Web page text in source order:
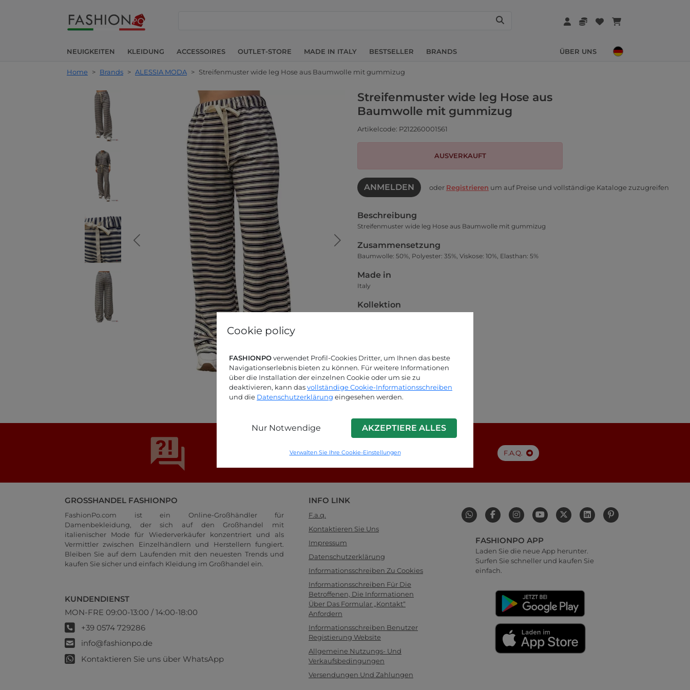
Cookie policy
FASHIONPOverwendet Profil-Cookies Dritter, um Ihnen das beste
Navigationserlebnis bieten zu können. Für weitere Informationen
über die Installation der einzelnen Cookie oder um sie zu
deaktivieren, kann dasvollständige Cookie-Informationsschreiben
und die Datenschutzerklärung eingesehen werden.
Nur Notwendige AKZEPTIERE ALLES
Verwalten Sie Ihre Cookie-Einstellungen
NEUIGKEITEN KLEIDUNG ACCESSOIRES OUTLET-STORE MADE IN ITALY BESTSELLER BRANDS ÜBER UNS
Home > Brands > ALESSIA MODA > Streifenmuster wide leg Hose aus Baumwolle mit gummizug
Streifenmuster wide leg Hose aus
Baumwolle mit gummizug
Artikelcode: P212260001561
AUSVERKAUFT
ANMELDEN oder Registrieren um auf Preise und vollständige Kataloge zuzugreifen
Beschreibung
Streifenmuster wide leg Hose aus Baumwolle mit gummizug
Zusammensetzung
Baumwolle: 50%, Polyester: 35%, Viskose: 10%, Elasthan: 5%
Made in
Italy
Kollektion
F.A.Q.
GROSSHANDEL FASHIONPO
FashionPo.com ist ein Online-Großhändler für
Damenbekleidung, der sich auf den Großhandel mit
italienischer Mode für Wiederverkäufer konzentriert und als
Vermittler zwischen Einzelhändlern und Herstellern fungiert.
Bleiben Sie auf dem Laufenden mit den neuesten Trends und
kaufen Sie sicher und einfach Kleidung im Großhandel ein.
KUNDENDIENST
MON-FRE 09:00-13:00 / 14:00-18:00
+39 0574 729286
info@fashionpo.de
Kontaktieren Sie uns über WhatsApp
INFO LINK
F.a.q.
Kontaktieren Sie Uns
Impressum
Datenschutzerklärung
Informationsschreiben Zu Cookies
Informationsschreiben Für Die
Betroffenen, Die Informationen
Über Das Formular „Kontakt“
Anfordern
Informationsschreiben Benutzer
Registierung Website
Allgemeine Nutzungs- Und
Verkaufsbedingungen
Versendungen Und Zahlungen
FASHIONPO APP
Laden Sie die neue App herunter.
Surfen Sie schneller und kaufen Sie
einfach.